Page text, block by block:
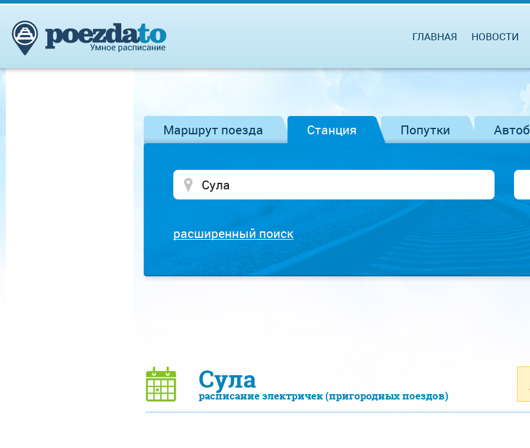
ГЛАВНАЯ НОВОСТИ
Маршрут поезда Станция Попутки
расширенный поиск
Сула
расписание электричек (пригородных поездов)